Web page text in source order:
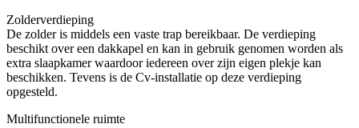
Zolderverdieping
De zolder is middels een vaste trap bereikbaar. De verdieping
beschikt over een dakkapel en kan in gebruik genomen worden als
extra slaapkamer waardoor iedereen over zijn eigen plekje kan
beschikken. Tevens is de Cv-installatie op deze verdieping
opgesteld.
Multifunctionele ruimte